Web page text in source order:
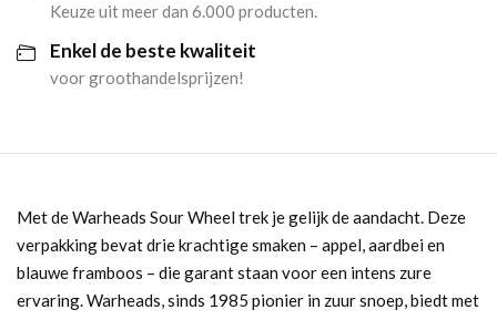
Keuze uit meer dan 6.000 producten.
Enkel de beste kwaliteit
voor groothandelsprijzen!
Met de Warheads Sour Wheel trek je gelijk de aandacht. Deze
verpakking bevat drie krachtige smaken – appel, aardbei en
blauwe framboos – die garant staan voor een intens zure
ervaring. Warheads, sinds 1985 pionier in zuur snoep, biedt met